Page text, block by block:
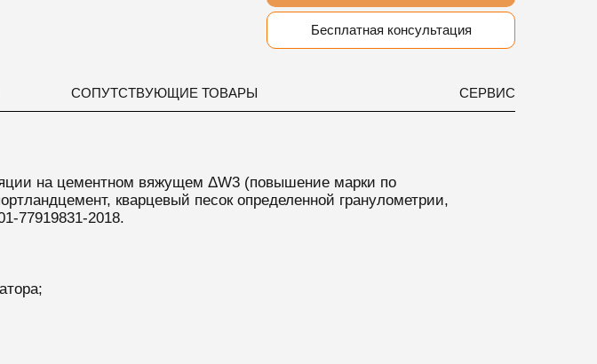
Бесплатная консультация
СОПУТСТВУЮЩИЕ ТОВАРЫ СЕРВИС
на цементном вяжущем ΔW3 (повышение марки по
кварцевый песок определенной гранулометрии,
77919831-2018.